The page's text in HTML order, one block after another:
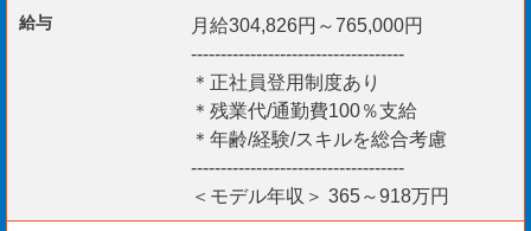
まずはお問合せ下さい。
ご応募お待ちしております。
給与
月給304,826円～765,000円
------------------------------------
＊正社員登用制度あり
＊残業代/通勤費100％支給
＊年齢/経験/スキルを総合考慮
------------------------------------
＜モデル年収＞ 365～918万円